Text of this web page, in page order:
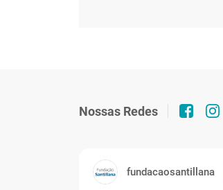
Nossas Redes
fundacaosantillana